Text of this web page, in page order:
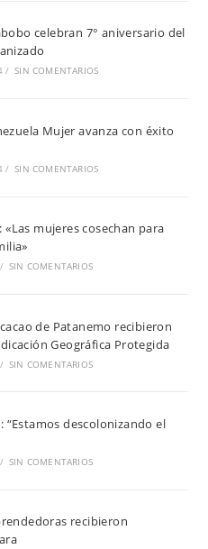
celebran 7° aniversario del
/ SIN COMENTARIOS
Mujer avanza con éxito
/ SIN COMENTARIOS
«Las mujeres cosechan para
/ SIN COMENTARIOS
de Patanemo recibieron
Geográfica Protegida
/ SIN COMENTARIOS
“Estamos descolonizando el
/ SIN COMENTARIOS
recibieron